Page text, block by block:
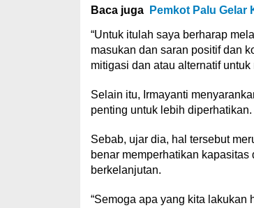
Baca juga Pemkot Palu
“Untuk itulah saya berharap
masukan dan saran positif dan
mitigasi dan atau alternatif
Selain itu, Irmayanti
penting untuk lebih diperhatikan.
Sebab, ujar dia, hal tersebut
benar memperhatikan
berkelanjutan.
“Semoga apa yang kita